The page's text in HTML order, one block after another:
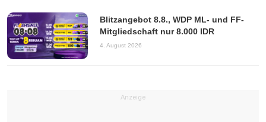
Blitzangebot 8.8., WDP ML- und FF-
Mitgliedschaft nur 8.000 IDR
4. August 2026
Anzeige